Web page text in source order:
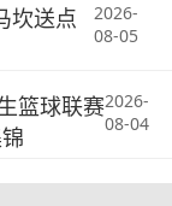
坎送点
2026-
08-05
篮球联赛2026-
08-04